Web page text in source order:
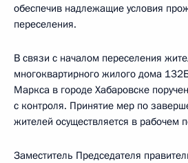
обеспечив надлежащие условия
переселения.
В связи с началом переселения
многоквартирного жилого дома
Маркса в городе Хабаровске
с контроля. Принятие мер по
жителей осуществляется в рабочем
Заместитель Председателя